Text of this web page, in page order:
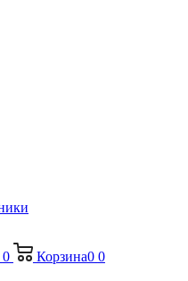
0 Корзина0 0